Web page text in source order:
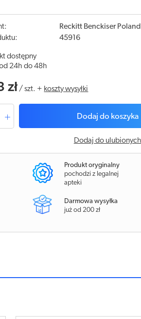
Reckitt Benckiser
45916
dostępny
od 24h do 48h
zł /szt. + koszty wysyłki
Dodaj do koszyka
Dodaj do ulubionych
Produkt oryginalny
pochodzi z legalnej
apteki
Darmowa wysyłka
już od 200 zł